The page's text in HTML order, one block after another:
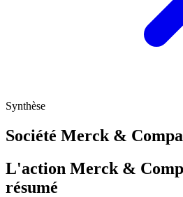
Synthèse
Société Merck &
L'action Merck &
résumé